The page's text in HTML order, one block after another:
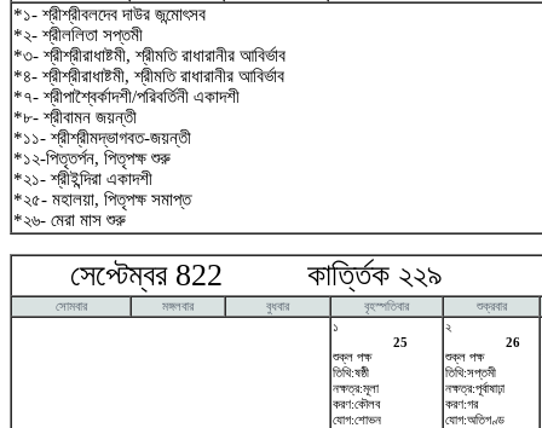
*১- শ্রীশ্রীবলদেব দাউর জন্মোৎসব
*২- শ্রীললিতা সপ্তমী
*৩- শ্রীশ্রীরাধাষ্টমী, শ্রীমতি রাধারানীর আবির্ভাব
*৪- শ্রীশ্রীরাধাষ্টমী, শ্রীমতি রাধারানীর আবির্ভাব
*৭- শ্রীপাশ্বৈর্কাদশী/পরিবর্তিনী একাদশী
*৮- শ্রীবামন জয়ন্তী
*১১- শ্রীশ্রীমদ্ভাগবত-জয়ন্তী
*১২-পিতৃতর্পন, পিতৃপক্ষ শুরু
*২১- শ্রীইন্দিরা একাদশী
*২৫- মহালয়া, পিতৃপক্ষ সমাপ্ত
*২৬- মেরা মাস শুরু
সেপ্টেম্বর 822 কার্ত্তিক ২২৯
সোমবার মঙ্গলবার বুধবার বৃহস্পতিবার
শুক্রবার
১
25
শুক্ল পক্ষ
তিথি:ষষ্ঠী
নক্ষত্র:মূলা
করণ:কৌলব
যোগ:শোভন
২
26
শুক্ল পক্ষ
তিথি:সপ্তমী
নক্ষত্র:পূর্বাষাঢ়া
করণ:গর
যোগ:অতিগণ্ড